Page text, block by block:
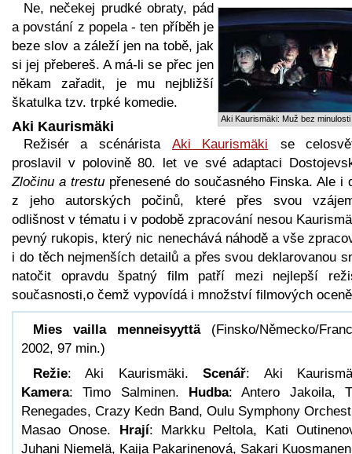
Aki Kaurismäki: Muž bez minulosti
Ne, nečekej prudké obraty, pád
a povstání z popela - ten příběh je
beze slov a záleží jen na tobě, jak
si jej přebereš. A má-li se přec jen
někam zařadit, je mu nejbližší
škatulka tzv. trpké komedie.
Aki Kaurismäki
Režisér a scénárista Aki Kaurismäki
se
proslavil v polovině 80. let ve své adaptaci
Zločinu a trestu přenesené do současného Finska. Ale i
z jeho autorských počinů, které přes svou
odlišnost v tématu i v podobě zpracování nesou
pevný rukopis, který nic nenechává náhodě a vše
i do těch nejmenších detailů a přes svou deklarovanou
natočit opravdu špatný film patří mezi nejlepší
současnosti,o čemž vypovídá i množství filmových
Mies vailla menneisyyttä(Finsko/Německo/
2002, 97 min.)
Režie: Aki Kaurismäki.Scenář: Aki
Kamera: Timo Salminen. Hudba: Antero Jakoila,
Renegades, Crazy Kedn Band, Oulu Symphony
Masao Onose. Hrají: Markku Peltola, Kati
Juhani Niemelä, Kaija Pakarinenová, Sakari